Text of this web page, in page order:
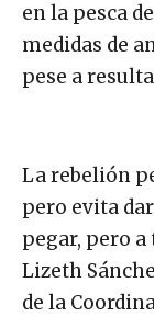
en la pesca
medidas de
pese a
La rebelión
pero evita
pegar, pero
Lizeth
de la